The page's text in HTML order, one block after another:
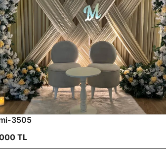
3505
TL